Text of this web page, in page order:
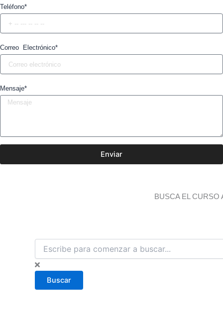
Teléfono*
Correo Electrónico*
Mensaje*
Enviar
BUSCA EL CURSO
B
s
c
Buscar